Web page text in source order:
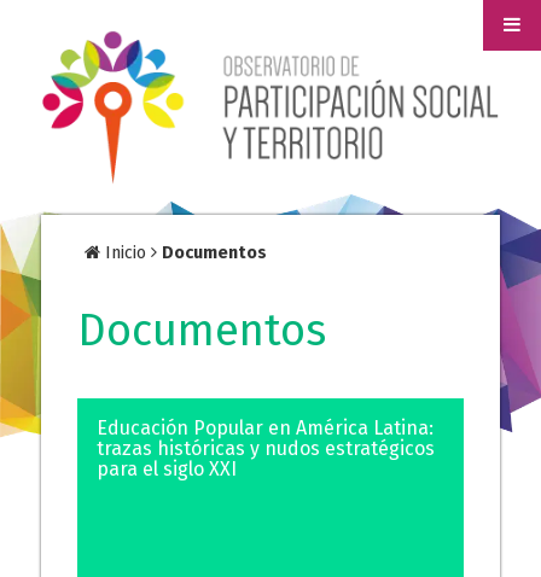
Inicio Documentos
Documentos
Educación Popular en América Latina:
trazas históricas y nudos estratégicos
para el siglo XXI